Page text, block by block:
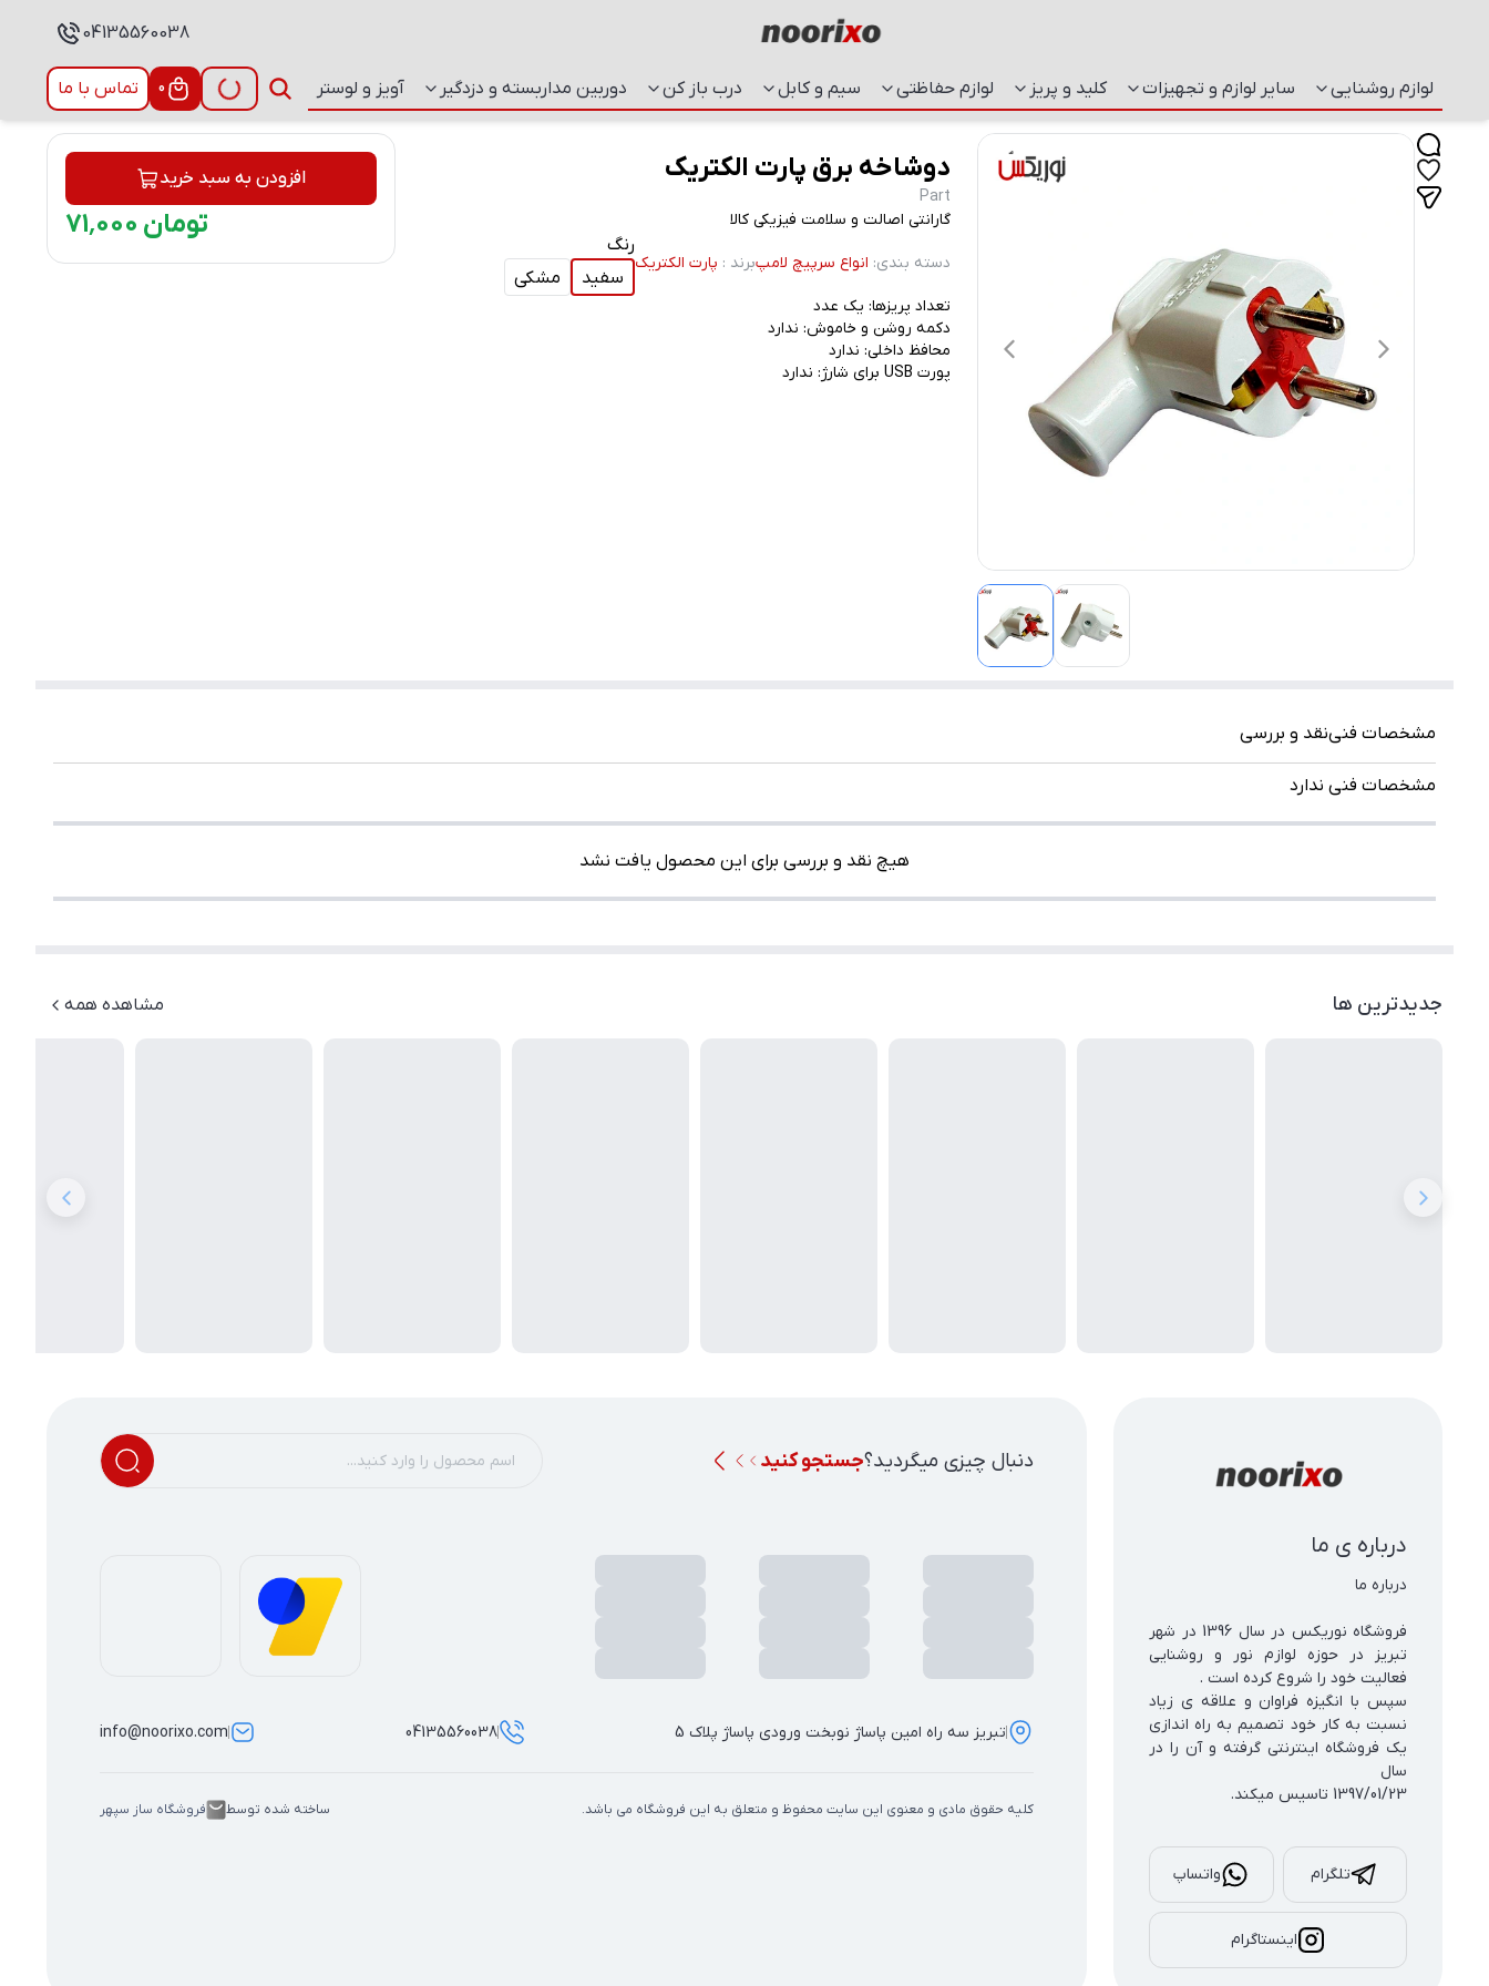
04135560038
لوازم روشنایی سایر لوازم و تجهیزات کلید و پریز لوازم حفاظتی سیم و کابل درب باز کن دوربین مداربسته و دزدگیر آویز و لوستر 0 تماس با ما
دوشاخه برق پارت الکتریک
Part
گارانتی اصالت و سلامت فیزیکی کالا
دسته بندی: انواع سرپیچ لامپبرند : پارت الکتریک
رنگ
سفید
مشکی
تعداد پریزها: یک عدد
دکمه روشن و خاموش: ندارد
محافظ داخلی: ندارد
پورت USB برای شارژ: ندارد
افزودن به سبد خرید
۷۱٬۰۰۰ تومان
مشخصات فنینقد و بررسی
مشخصات فنی ندارد
هیچ نقد و بررسی برای این محصول یافت نشد
جدیدترین ها مشاهده همه
درباره ی ما
1397/01/23 تاسیس میکند.
تلگرام واتساپ
اینستاگرام
دنبال چیزی میگردید؟جستجو کنید
تبریز سه راه امین پاساژ نوبخت ورودی پاساژ پلاک 5 04135560038
info@noorixo.com
کلیه حقوق مادی و معنوی این سایت محفوظ و متعلق به این فروشگاه می باشد. ساخته شده توسط فروشگاه ساز سپهر